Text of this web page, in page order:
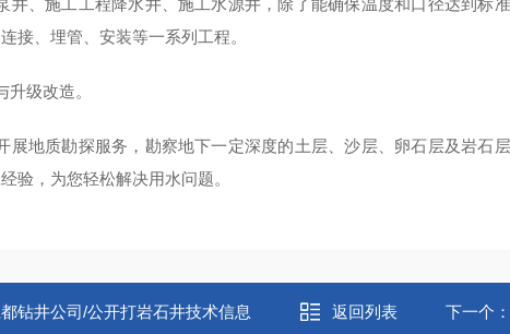
井、施工工程降水井、施工水源井，除了能确保温度和口径达到标
接、埋管、安装等一系列工程。
升级改造。
展地质勘探服务，勘察地下一定深度的土层、沙层、卵石层及岩石
验，为您轻松解决用水问题。
钻井公司/公开打岩石井技术信息 返回列表 下一个：